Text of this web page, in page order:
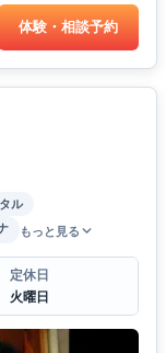
体験・相談予約
ル
もっと見る
定休日
火曜日